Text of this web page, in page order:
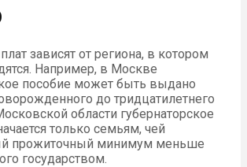
зависят от региона, в котором
Например, в Москве
пособие может быть выдано
до тридцатилетнего
области губернаторское
только семьям, чей
прожиточный минимум меньше
государством.